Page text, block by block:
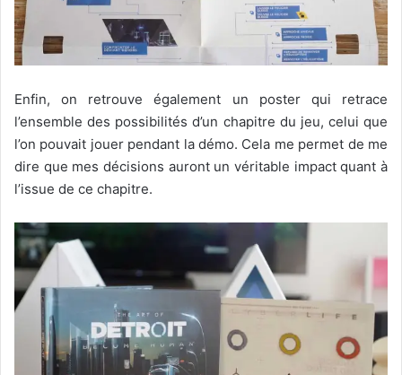
Enfin, on retrouve également un poster qui retrace
l’ensemble des possibilités d’un chapitre du jeu, celui que
l’on pouvait jouer pendant la démo. Cela me permet de me
dire que mes décisions auront un véritable impact quant à
l’issue de ce chapitre.